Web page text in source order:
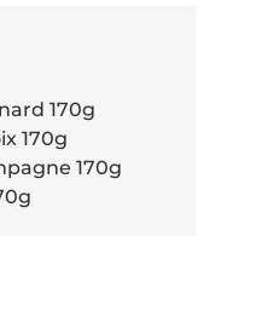
170g
170g
170g